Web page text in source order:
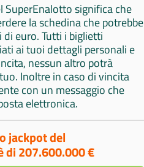
SuperEnalotto significa che
la schedina che potrebbe
euro. Tutti i biglietti
ai tuoi dettagli personali e
nessun altro potrà
Inoltre in caso di vincita
con un messaggio che
elettronica.
jackpot del
di 207.600.000 €